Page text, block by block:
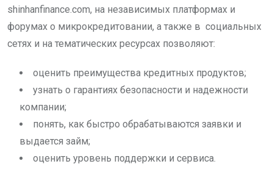
shinhanfinance.com, на независимых платформах и
форумах о микрокредитовании, а также в социальных
сетях и на тематических ресурсах позволяют:
оценить преимущества кредитных продуктов;
узнать о гарантиях безопасности и надежности
компании;
понять, как быстро обрабатываются заявки и
выдается займ;
оценить уровень поддержки и сервиса.